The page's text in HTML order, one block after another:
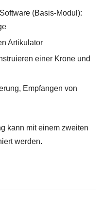
(Basis-Modul):
Artikulator
einer Krone und
Empfangen von
kann mit einem zweiten
werden.